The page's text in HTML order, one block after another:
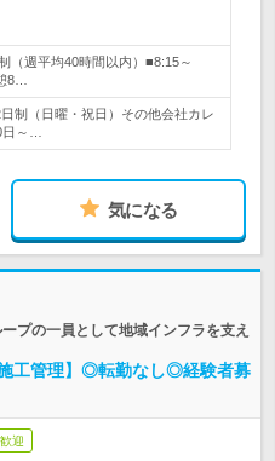
（週平均40時間以内）■8:15～
8…
制（日曜・祝日）その他会社カレ
～…
気になる
プの一員として地域インフラを支え
施工管理】◎転勤なし◎経験者募
迎